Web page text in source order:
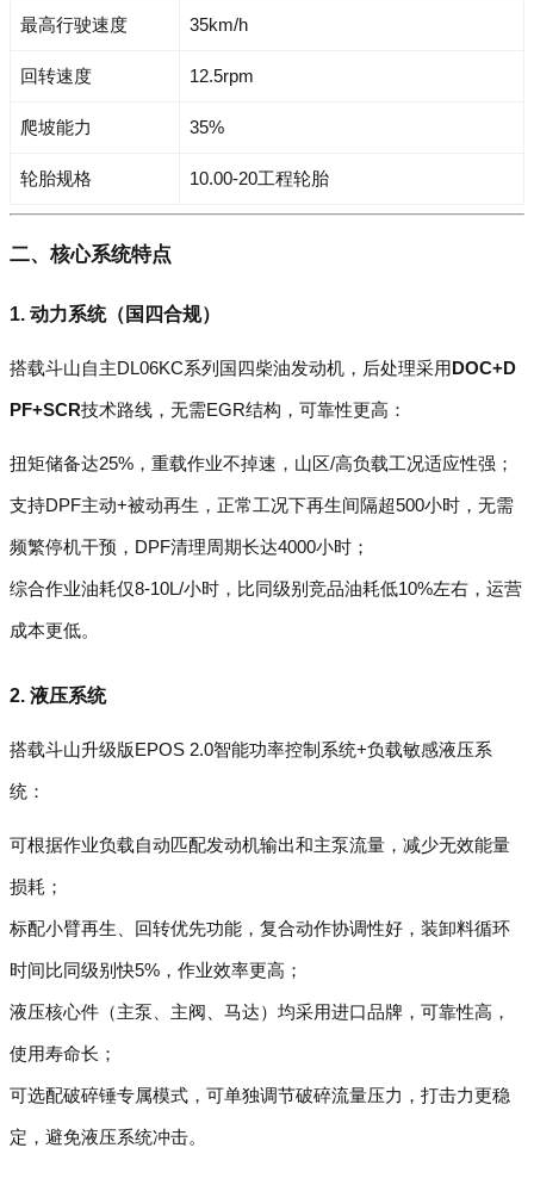
最高行驶速度 35km/h
回转速度 12.5rpm
爬坡能力 35%
轮胎规格 10.00-20工程轮胎
二、核心系统特点
1. 动力系统（国四合规）
搭载斗山自主DL06KC系列国四柴油发动机，后处理采用DOC+D
PF+SCR技术路线，无需EGR结构，可靠性更高：
扭矩储备达25%，重载作业不掉速，山区/高负载工况适应性强；
支持DPF主动+被动再生，正常工况下再生间隔超500小时，无需
频繁停机干预，DPF清理周期长达4000小时；
综合作业油耗仅8-10L/小时，比同级别竞品油耗低10%左右，运营
成本更低。
2. 液压系统
搭载斗山升级版EPOS 2.0智能功率控制系统+负载敏感液压系
统：
可根据作业负载自动匹配发动机输出和主泵流量，减少无效能量
损耗；
标配小臂再生、回转优先功能，复合动作协调性好，装卸料循环
时间比同级别快5%，作业效率更高；
液压核心件（主泵、主阀、马达）均采用进口品牌，可靠性高，
使用寿命长；
可选配破碎锤专属模式，可单独调节破碎流量压力，打击力更稳
定，避免液压系统冲击。